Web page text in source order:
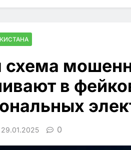
схема
в
29.01.2025 0